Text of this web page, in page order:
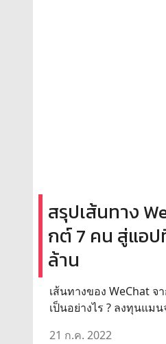
สรุปเส้นทาง
กต์ 7 คน สู่แอ
ล้าน
เส้นทางของ WeChat
เป็นอย่างไร ? ลงทุนแมน
21 ก.ค. 2022